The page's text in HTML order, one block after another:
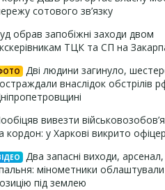
сотового зв’язку
обрав запобіжні заходи двом
ТЦК та СП на
Дві людини загинуло,
внаслідок обстрілів
вивезти
кордон: у Харкові викрито
Два запасні виходи,
мінометники облаштували
під землею